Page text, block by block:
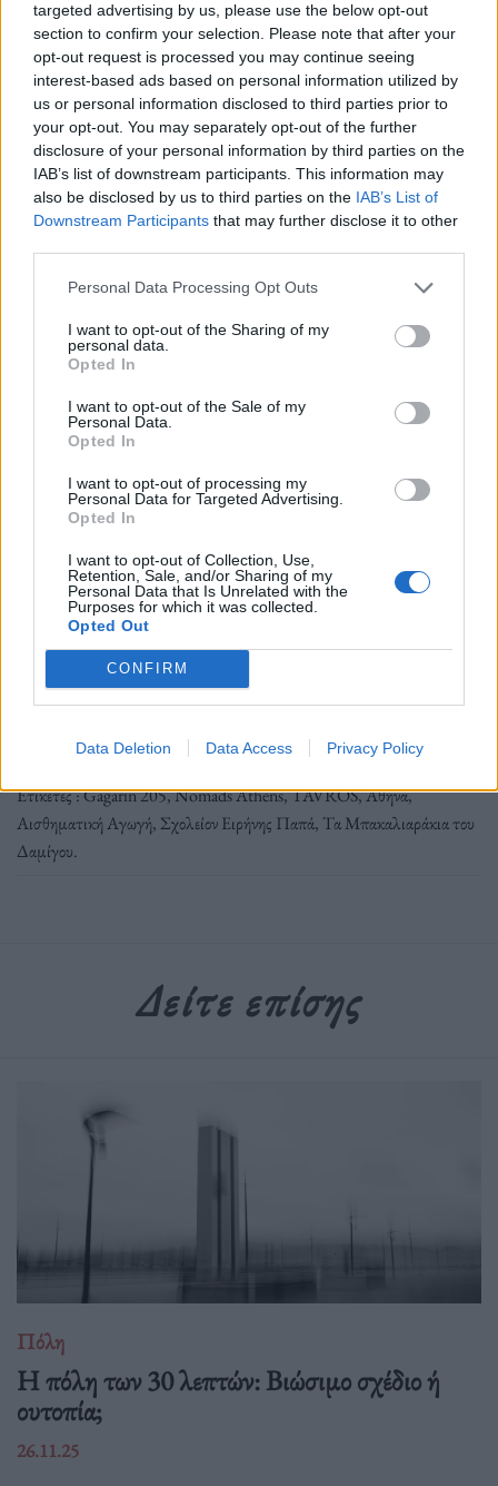
targeted advertising by us, please use the below opt-out
section to confirm your selection. Please note that after your
opt-out request is processed you may continue seeing
interest-based ads based on personal information utilized by
us or personal information disclosed to third parties prior to
your opt-out. You may separately opt-out of the further
disclosure of your personal information by third parties on the
IAB’s list of downstream participants. This information may
also be disclosed by us to third parties on the IAB’s List of
Downstream Participants that may further disclose it to other
Personal Data Processing Opt Outs
I want to opt-out of the Sharing of my
personal data.
Opted In
I want to opt-out of the Sale of my
Personal Data.
Opted In
I want to opt-out of processing my
Personal Data for Targeted Advertising.
Opted In
I want to opt-out of Collection, Use,
Retention, Sale, and/or Sharing of my
Personal Data that Is Unrelated with the
Purposes for which it was collected.
Opted Out
CONFIRM
Data Deletion Data Access Privacy Policy
της Σχολής Δραματικής Τέχνης του Εθνικού
Θεάτρου(Σχολείον Ειρήνης Παπά, Λεωφ.
Αθηνών-Πειραιώς 52) για να παρακολουθήσω τη
ταινία «Τελευταίο σημείωμα», τουΠαντελή
Βούλγαρη. Εκεί θα είναι και ο σπουδαίος μας
σκηνοθέτης, η Ιωάννα Καρυστιάνη και ο Ανδρέας
Κωνσταντίνου για να συζητήσουμε, μετά το τέλος
της προβολής, πώς διαμορφώνεται το τοπίο στις
παραστατικές τέχνες μετά το Προεδρικό Διάταγμα
που υποβαθμίζει τις σπουδές των Δραματικών
Σχολών. Έχει νόημα να είμαστε εκεί και να
στηρίξουμε, γιατί χωρίς Τέχνη ζωή δεν βγαίνει.
στο Google News
Λίνα Ρόκου
Ετικέτες :Gagarin 205,Nomads Athens,TAVROS,Αθήνα,
Αισθηματική Αγωγή, Σχολείον Ειρήνης Παπά, Τα Μπακαλιαράκια του
Δαμίγου.
Δείτε επίσης
Πόλη
Η πόλη των 30 λεπτών: Βιώσιμο σχέδιο ή
ουτοπία;
26.11.25